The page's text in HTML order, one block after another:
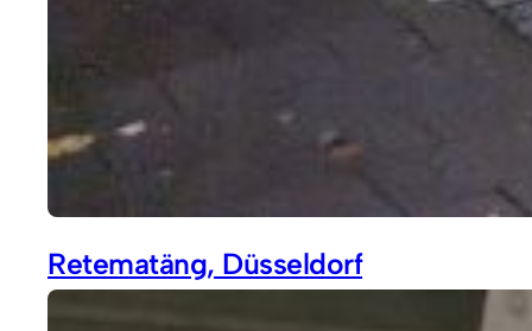
Retematäng, Düsseldorf